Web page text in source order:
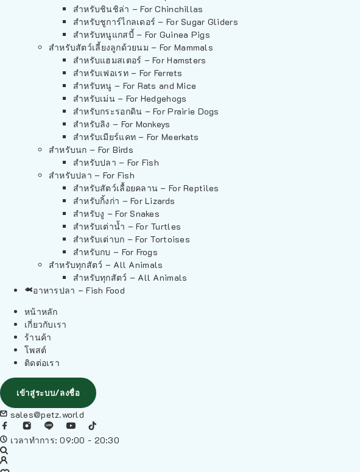
สำหรับชินชิล่า – For Chinchillas
สำหรับชูการ์ไกลเดอร์ – For Sugar Gliders
สำหรับหนูแกสบี้ – For Guinea Pigs
สำหรับสัตว์เลี้ยงลูกด้วยนม – For Mammals
สำหรับแฮมสเตอร์ – For Hamsters
สำหรับเฟอเรท – For Ferrets
สำหรับหนู – For Rats and Mice
สำหรับเม่น – For Hedgehogs
สำหรับกระรอกดิน – For Prairie Dogs
สำหรับลิง – For Monkeys
สำหรับเมียร์แคท – For Meerkats
สำหรับนก – For Birds
สำหรับปลา – For Fish
สำหรับปลา – For Fish
สำหรับสัตว์เลื้อยคลาน – For Reptiles
สำหรับกิ้งก่า – For Lizards
สำหรับงู – For Snakes
สำหรับเต่าน้ำ – For Turtles
สำหรับเต่าบก – For Tortoises
สำหรับกบ – For Frogs
สำหรับทุกสัตว์ – All Animals
สำหรับทุกสัตว์ – All Animals
อาหารปลา – Fish Food
หน้าหลัก
เกี่ยวกับเรา
ร้านค้า
โพสต์
ติดต่อเรา
เข้าสู่ระบบ/ลงชื่อ
sales@petz.world
เวลาทำการ: 09:00 - 20:30